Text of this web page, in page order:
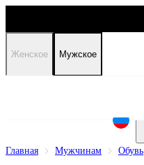
Женское Мужское
Главная Мужчинам Обувь